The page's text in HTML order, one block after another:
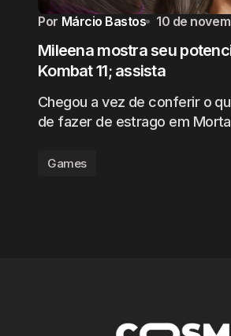
Por Márcio Bastos 10 de
Mileena mostra seu
Kombat 11; assista
Chegou a vez de conferir o
de fazer de estrago em
Games